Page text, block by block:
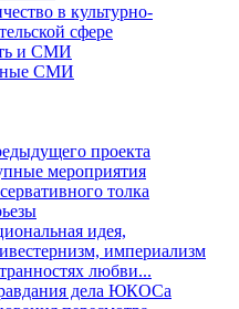
в культурно-
сфере
и СМИ
СМИ
проекта
мероприятия
толка
идея,
империализм
любви...
дела ЮКОСа